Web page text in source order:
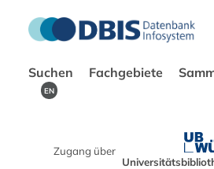
Suchen Fachgebiete
EN
Zugang über